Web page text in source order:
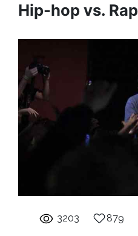
Hip-hop vs. Rap
3203 879